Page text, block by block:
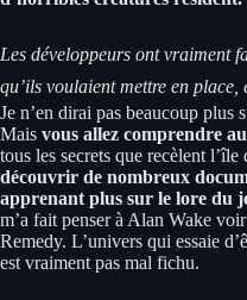
Les développeurs ont vraiment
qu’ils voulaient mettre en place,
Je n’en dirai pas beaucoup plus
Mais vous allez comprendre
tous les secrets que recèlent
découvrir de nombreux
apprenant plus sur le lore du
m’a fait penser à Alan Wake
Remedy. L’univers qui essaie
est vraiment pas mal fichu.